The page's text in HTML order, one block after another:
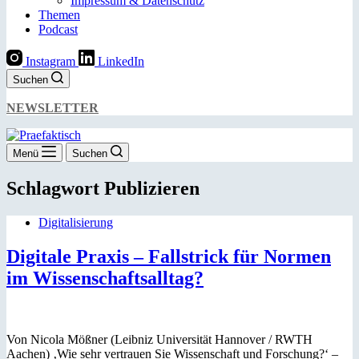
Themen
Podcast
Instagram LinkedIn
Suchen
NEWSLETTER
Menü Suchen
Schlagwort Publizieren
Digitalisierung
Digitale Praxis – Fallstrick für Normen
im Wissenschaftsalltag?
Von Nicola Mößner (Leibniz Universität Hannover / RWTH
Aachen) ‚Wie sehr vertrauen Sie Wissenschaft und Forschung?‘ –